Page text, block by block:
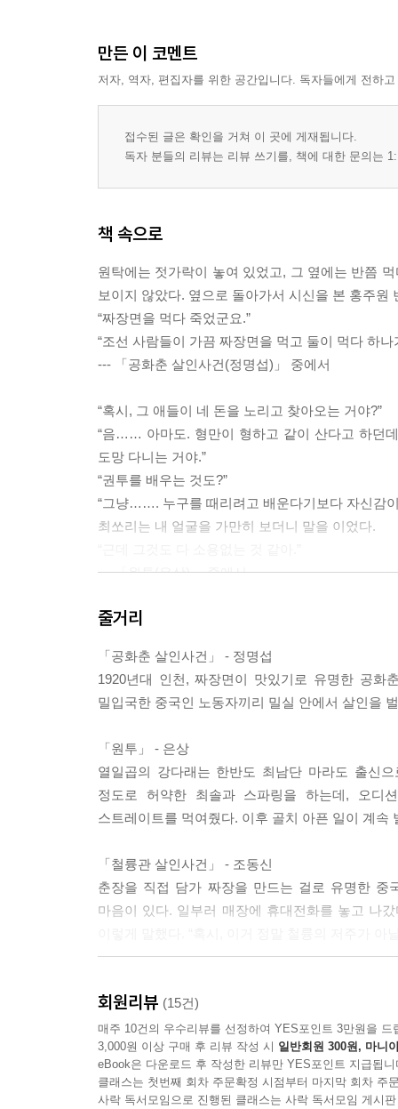
만든 이 코멘트
저자, 역자, 편집자를 위한 공간입니다. 독자들에게 전하
접수된 글은 확인을 거쳐 이 곳에 게재됩니다.
독자 분들의 리뷰는 리뷰 쓰기를, 책에 대한 문의는
책 속으로
원탁에는 젓가락이 놓여 있었고, 그 옆에는 반쯤
보이지 않았다. 옆으로 돌아가서 시신을 본 홍주원
“짜장면을 먹다 죽었군요.”
“조선 사람들이 가끔 짜장면을 먹고 둘이 먹다 하
--- 「공화춘 살인사건(정명섭)」 중에서
“혹시, 그 애들이 네 돈을 노리고 찾아오는 거야?”
“음…… 아마도. 형만이 형하고 같이 산다고 하던
도망 다니는 거야.”
“권투를 배우는 것도?”
“그냥……. 누구를 때리려고 배운다기보다 자신감
최쏘리는 내 얼굴을 가만히 보더니 말을 이었다.
--- 「원투(은상)」 중에서
나는 이럴 때는 어떻게 해야 할까, 많이 망설여졌
나는 억지웃음을 지으며 말했다.
“뭡니까?”
“이 주변을 보니까, 방금 걸레질 하셨죠? 그런데,
--- 「철륭관 살인사건(조동신)」 중에서
수정은 고운 얼굴을 사납게 일그러뜨린 채 머리
믿길 지경이었다.
--- 「데우스 엑스 마키나(강지영)」 중에서
그때 유영이 별안간 걸음을 멈추었다. 나도 얼결에
--- 「환상의 날(장아미)」 중에서
줄거리
「공화춘 살인사건」 - 정명섭
1920년대 인천, 짜장면이 맛있기로 유명한 공화
밀입국한 중국인 노동자끼리 밀실 안에서 살인을
「원투」 - 은상
열일곱의 강다래는 한반도 최남단 마라도 출신
정도로 허약한 최솔과 스파링을 하는데, 오디
스트레이트를 먹여줬다. 이후 골치 아픈 일이 계
「철륭관 살인사건」 - 조동신
춘장을 직접 담가 짜장을 만드는 걸로 유명한 중
마음이 있다. 일부러 매장에 휴대전화를 놓고 나
유수현 교수는 낮에는 평범한 대학교수지만,
망자에게 충격적인 이야기를 들었는데, 뱀 문신
위해 고스트스팟을 찾아간다.
「환상의 날」 - 장아미
회원리뷰 (15건)
매주 10건의 우수리뷰를 선정하여 YES포인트 3만원을 드
3,000원 이상 구매 후 리뷰 작성 시 일반회원 300원, 마니
eBook은 다운로드 후 작성한 리뷰만 YES포인트 지급됩니
클래스는 첫번째 회차 주문확정 시점부터 마지막 회차 주
사락 독서모임으로 진행된 클래스는 사락 독서모임 게시